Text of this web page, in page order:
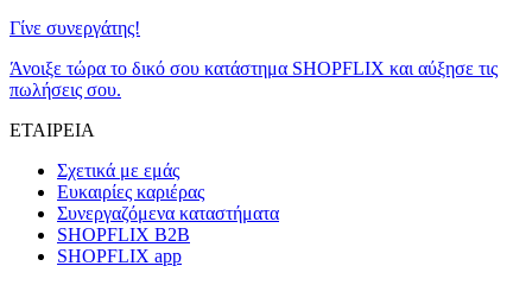
Γίνε συνεργάτης!
Άνοιξε τώρα το δικό σου κατάστημα SHOPFLIX και αύξησε τις
πωλήσεις σου.
ΕΤΑΙΡΕΙΑ
Σχετικά με εμάς
Ευκαιρίες καριέρας
Συνεργαζόμενα καταστήματα
SHOPFLIX B2B
SHOPFLIX app